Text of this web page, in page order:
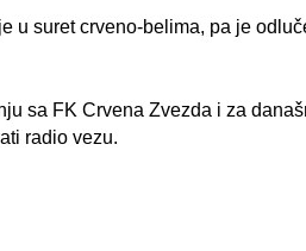
u suret crveno-belima, pa je
sa FK Crvena Zvezda i za
radio vezu.